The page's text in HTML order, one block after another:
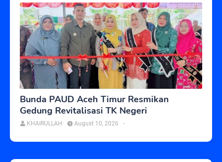
Bunda PAUD Aceh Timur Resmikan
Gedung Revitalisasi TK Negeri
KHAIRULLAH -
August 10, 2026